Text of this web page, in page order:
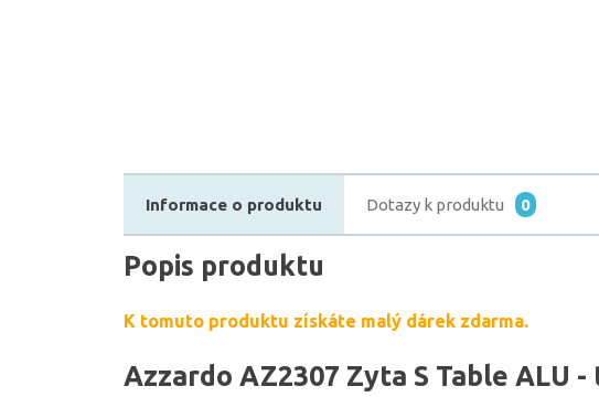
Informace o produktu Dotazy k produktu 0
Popis produktu
K tomuto produktu získáte malý dárek zdarma.
Azzardo AZ2307 Zyta S Table ALU -